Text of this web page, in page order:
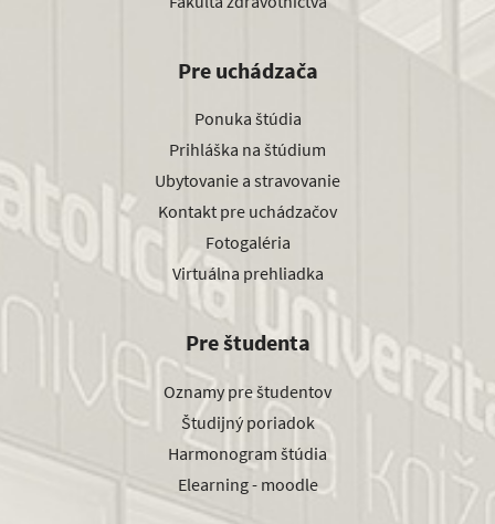
Pre uchádzača
Ponuka štúdia
Prihláška na štúdium
Ubytovanie a stravovanie
Kontakt pre uchádzačov
Fotogaléria
Virtuálna prehliadka
Pre študenta
Oznamy pre študentov
Študijný poriadok
Harmonogram štúdia
Elearning - moodle